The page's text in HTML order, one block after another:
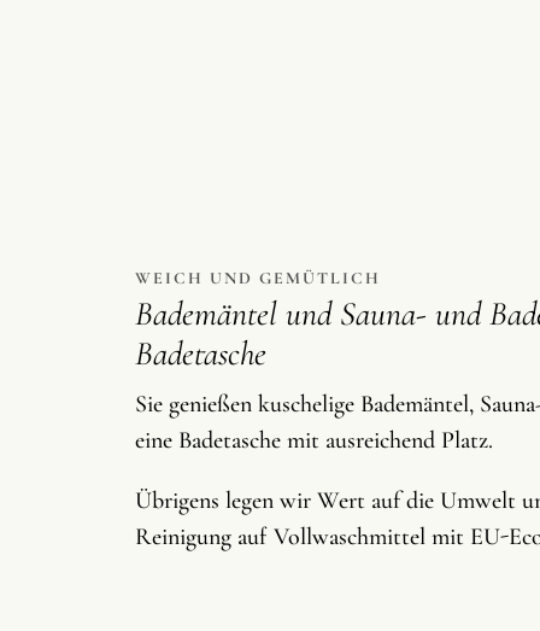
WEICH UND GEMÜTLICH
Bademäntel und Sauna- und
Badetasche
Sie genießen kuschelige Bademäntel,
eine Badetasche mit ausreichend Platz.
Übrigens legen wir Wert auf die Umwelt
Reinigung auf Vollwaschmittel mit EU-